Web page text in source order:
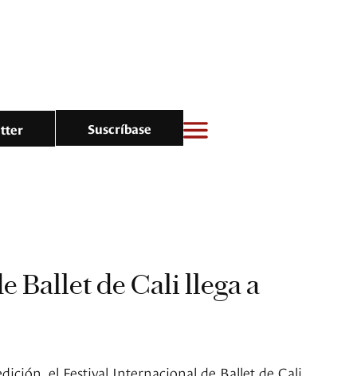
Suscríbase
Ballet de Cali llega a
el Festival Internacional de Ballet de Cali